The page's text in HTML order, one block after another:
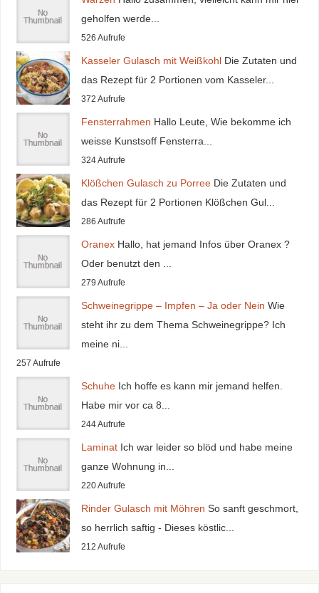
geholfen werde...
526 Aufrufe
Kasseler Gulasch mit Weißkohl Die Zutaten und
das Rezept für 2 Portionen vom Kasseler...
372 Aufrufe
Fensterrahmen Hallo Leute, Wie bekomme ich
weisse Kunstsoff Fensterra...
324 Aufrufe
Klößchen Gulasch zu Porree Die Zutaten und
das Rezept für 2 Portionen Klößchen Gul...
286 Aufrufe
Oranex Hallo, hat jemand Infos über Oranex ?
Oder benutzt den ...
279 Aufrufe
Schweinegrippe – Impfen – Ja oder Nein Wie
steht ihr zu dem Thema Schweinegrippe? Ich
meine ni...
257 Aufrufe
Schuhe Ich hoffe es kann mir jemand helfen.
Habe mir vor ca 8...
244 Aufrufe
Laminat Ich war leider so blöd und habe meine
ganze Wohnung in...
220 Aufrufe
Rinder Gulasch mit Möhren So sanft geschmort,
so herrlich saftig - Dieses köstlic...
212 Aufrufe